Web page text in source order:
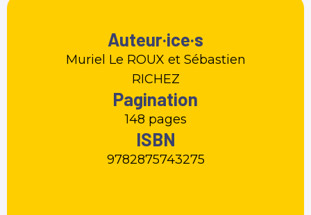
Auteur·ice·s
Muriel Le ROUX et Sébastien
RICHEZ
Pagination
148 pages
ISBN
9782875743275